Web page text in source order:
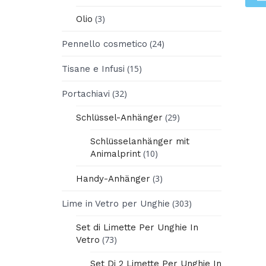
Olio (3)
Pennello cosmetico (24)
Tisane e Infusi (15)
Portachiavi (32)
Schlüssel-Anhänger (29)
Schlüsselanhänger mit
Animalprint (10)
Handy-Anhänger (3)
Lime in Vetro per Unghie (303)
Set di Limette Per Unghie In
Vetro (73)
Set Di 2 Limette Per Unghie In